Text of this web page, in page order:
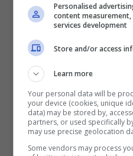
Tuttavia, l’ottimo
non è stato
Personalised
content measurement,
services development
Store and/or access
Learn more
Your personal data will be
your device (cookies, unique
data) may be stored by,
partners, or used specifically
may use precise geolocation
Some vendors may process